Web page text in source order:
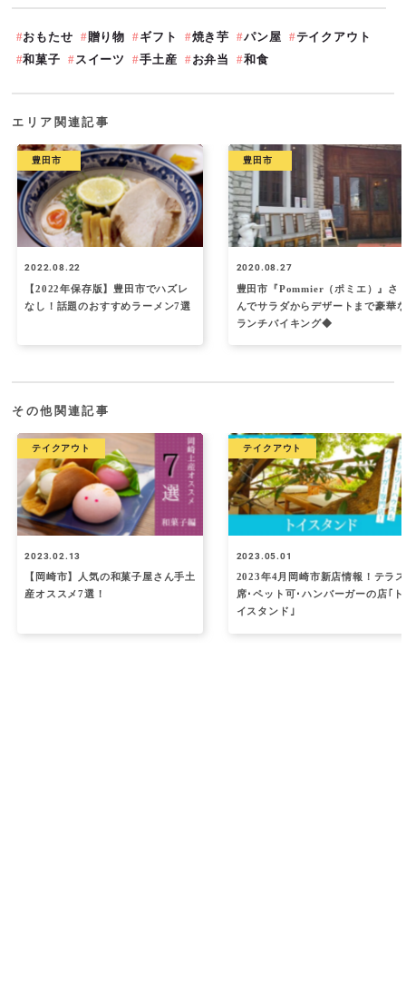
おもたせ 贈り物 ギフト 焼き芋 パン屋
テイクアウト
和菓子
スイーツ 手土産 お弁当 和食
エリア関連記事
豊田市
2022.08.22
【2022年保存版】豊田市でハズレ
なし！話題のおすすめラーメン7選
豊田市
2020.08.27
豊田市『Pommier（ポミエ）』さ
んでサラダからデザートまで豪華
ランチバイキング◆
その他関連記事
テイクアウト
2023.02.13
【岡崎市】人気の和菓子屋さん手土
産オススメ7選！
テイクアウト
2023.05.01
2023年4月岡崎市新店情報！テラス
席･ペット可･ハンバーガーの店｢ト
イスタンド｣